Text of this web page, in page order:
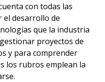
con todas las
el desarrollo de
que la industria
proyectos de
y para comprender
los rubros emplean la